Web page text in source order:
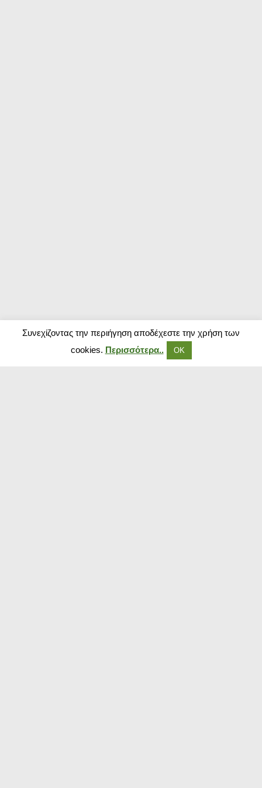
Συνεχίζοντας την περιήγηση αποδέχεστε την χρήση των
cookies. Περισσότερα.. ΟΚ